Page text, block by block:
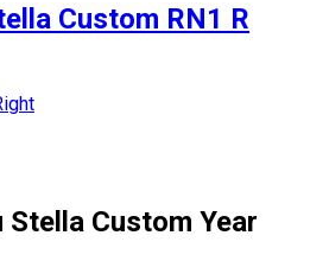
Custom RN1 R
Stella Custom Year